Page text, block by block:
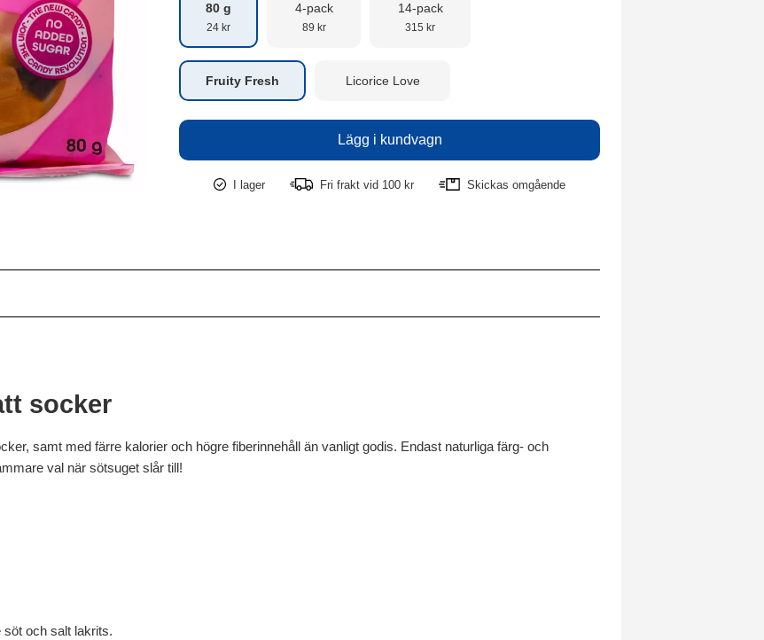
80 g
24 kr
4-pack
89 kr
14-pack
315 kr
Fruity Fresh Licorice Love
I lager Fri frakt vid 100 kr Skickas omgående
socker
samt med färre kalorier och högre fiberinnehåll än vanligt godis. Endast naturliga färg- och
val när sötsuget slår till!
och salt lakrits.